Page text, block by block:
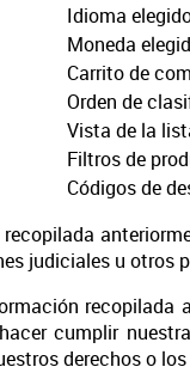
Idioma
Moneda
Carrito de
Orden de
Vista de la
Filtros de
Códigos de
judiciales u otros
cumplir
derechos o